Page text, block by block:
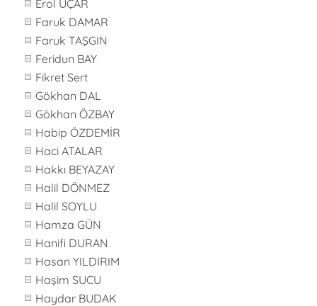
Erol UÇAR
Faruk DAMAR
Faruk TAŞGIN
Feridun BAY
Fikret Sert
Gökhan DAL
Gökhan ÖZBAY
Habip ÖZDEMİR
Haci ATALAR
Hakkı BEYAZAY
Halil DÖNMEZ
Halil SOYLU
Hamza GÜN
Hanifi DURAN
Hasan YILDIRIM
Haşim SUCU
Haydar BUDAK